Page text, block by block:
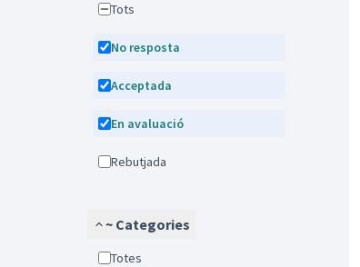
Tots
No resposta
Acceptada
En avaluació
Rebutjada
~ Categories
Totes